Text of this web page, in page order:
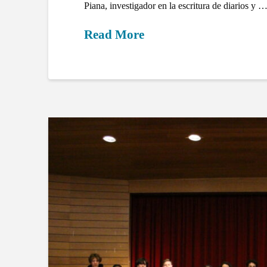
Piana, investigador en la escritura de diarios y …
Read More